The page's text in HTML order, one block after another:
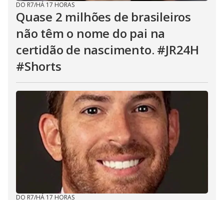
DO R7/HÁ 17 HORAS
Quase 2 milhões de brasileiros
não têm o nome do pai na
certidão de nascimento. #JR24H
#Shorts
DO R7/HÁ 17 HORAS